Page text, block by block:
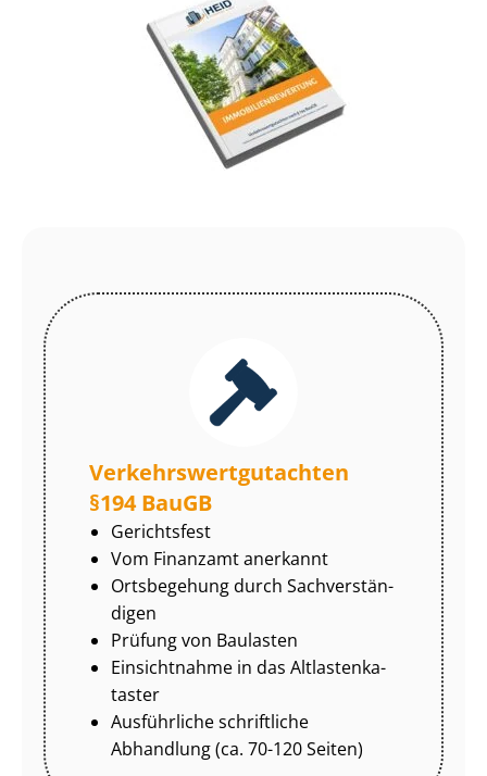
Ver­kehrs­wert­gut­ach­ten
§194 BauGB
Gerichtsfest
Vom Finanzamt anerkannt
Ortsbegehung durch Sach­ver­stän­
di­gen
Prüfung von Baulasten
Einsichtnahme in das Alt­las­ten­ka­
tas­ter
Ausführliche schriftliche
Abhandlung (ca. 70-120 Seiten)